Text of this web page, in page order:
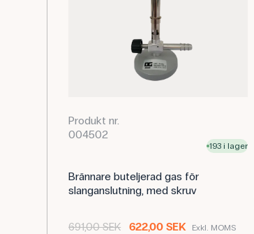
Produkt nr.
004502
193 i lager
Brännare buteljerad gas för
slanganslutning, med skruv
691,00 SEK 622,00 SEK Exkl. MOMS